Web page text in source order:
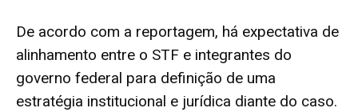
De acordo com a reportagem, há expectativa de
alinhamento entre o STF e integrantes do
governo federal para definição de uma
estratégia institucional e jurídica diante do caso.